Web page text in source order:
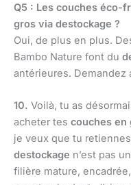
Q5 : Les couches éco-
gros via destockage ?
Oui, de plus en plus.
Bambo Nature font du
antérieures. Demandez
10. Voilà, tu as
acheter tes couches en
je veux que tu
destockage n’est pas
filière mature,